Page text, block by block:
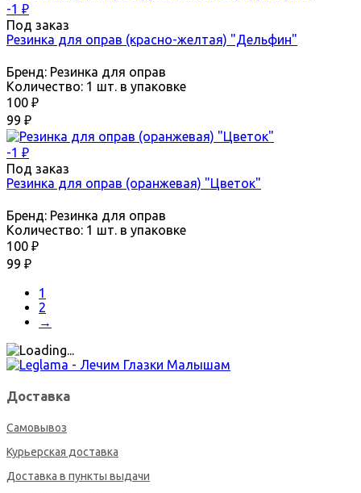
-1 ₽
Под заказ
Резинка для оправ (красно-желтая) "Дельфин"
Бренд: Резинка для оправ
Количество: 1 шт. в упаковке
100 ₽
99 ₽
-1 ₽
Под заказ
Резинка для оправ (оранжевая) "Цветок"
Бренд: Резинка для оправ
Количество: 1 шт. в упаковке
100 ₽
99 ₽
1
2
→
Доставка
Самовывоз
Курьерская доставка
Доставка в пункты выдачи